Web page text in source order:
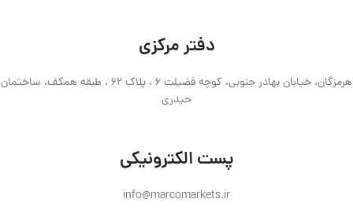
دفتر مرکزی
هرمزگان، خیابان بهادر جنوبی، کوچه فضیلت 6 ، پلاک 62 ، طبقه همکف، ساختمان
حیدری
پست الکترونیکی
info@marcomarkets.ir